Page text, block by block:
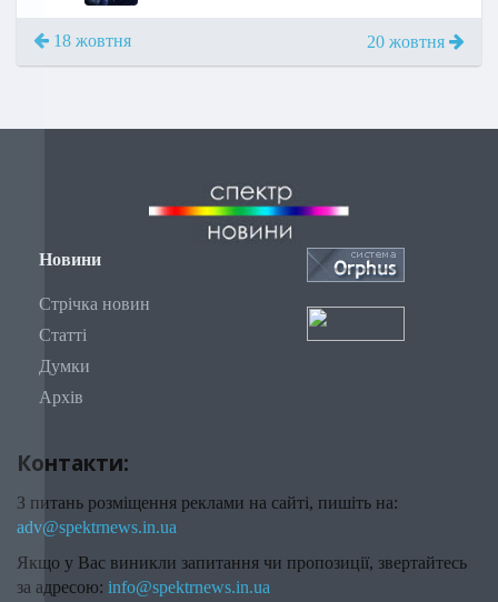
18 жовтня 20 жовтня
Новини
Стрічка новин
Статті
Думки
Архів
Контакти:
З питань розміщення реклами на сайті, пишіть на:
adv@spektrnews.in.ua
Якщо у Вас виникли запитання чи пропозиції, звертайтесь
за адресою: info@spektrnews.in.ua